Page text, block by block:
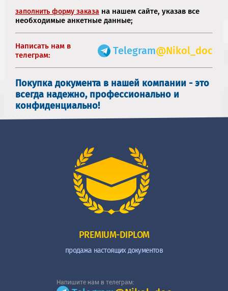
заполнить форму заказа на нашем сайте, указав все
необходимые анкетные данные;
Написать нам в
телеграм:
Telegram@Nikol_doc
Покупка документа в нашей компании - это
всегда надежно, профессионально и
конфиденциально!
PREMIUM-DIPLOM
продажа настоящих документов
Напишите нам в телеграм: